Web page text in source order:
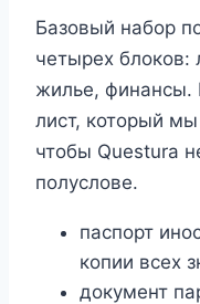
Базовый набор
четырех блоков:
жилье,
лист, который
чтобы Questura
полуслове.
паспорт
копии всех
документ